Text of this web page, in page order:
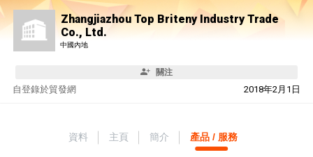
Zhangjiazhou Top Briteny Industry Trade
Co., Ltd.
中國內地
關注
自 2018年2月1日
登錄於貿發網
資料 主頁 簡介 產品 / 服務